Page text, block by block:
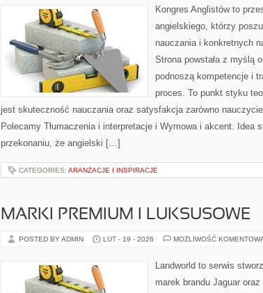
Kongres Anglistów to
angielskiego, którzy
nauczania i konkretnych
Strona powstała z myślą
podnoszą kompetencje i
proces. To punkt styku
jest skuteczność nauczania oraz satysfakcja zarówno
Polecamy Tłumaczenia i interpretacje i Wymowa i akcent. Idea
przekonaniu, że angielski […]
CATEGORIES: ARANŻACJE I INSPIRACJE
MARKI PREMIUM I LUKSUSOWE
POSTED BY ADMIN LUT - 19 - 2026 MOŻLIWOŚĆ
Landworld to serwis
marek brandu Jaguar